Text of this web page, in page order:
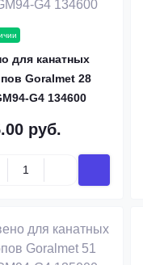
для канатных
Goralmet 28
G4 134600
руб.